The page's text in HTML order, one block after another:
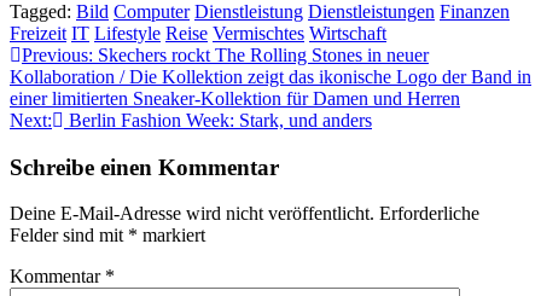
Tagged: Bild Computer Dienstleistung Dienstleistungen Finanzen
Freizeit IT Lifestyle Reise Vermischtes Wirtschaft
Beitragsnavigation
Previous: Skechers rockt The Rolling Stones in neuer
Kollaboration / Die Kollektion zeigt das ikonische Logo der Band in
einer limitierten Sneaker-Kollektion für Damen und Herren
Next:
Berlin Fashion Week: Stark, und anders
Schreibe einen Kommentar
Deine E-Mail-Adresse wird nicht veröffentlicht. Erforderliche
Felder sind mit * markiert
Kommentar *